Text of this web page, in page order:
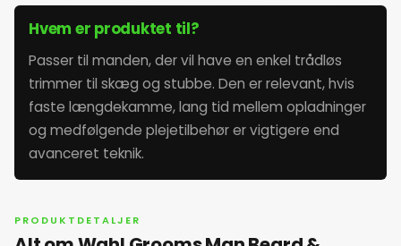
2. juni 2026
3. juni 2026
4. juni 2026
Hvem er produktet til?
Passer til manden, der vil have en enkel trådløs
trimmer til skæg og stubbe. Den er relevant, hvis
faste længdekamme, lang tid mellem opladninger
og medfølgende plejetilbehør er vigtigere end
avanceret teknik.
PRODUKTDETALJER